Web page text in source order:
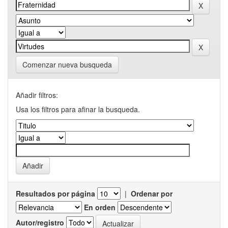
Comenzar nueva busqueda
Añadir filtros:
Usa los filtros para afinar la busqueda.
Resultados por página | Ordenar por
En orden
Autor/registro